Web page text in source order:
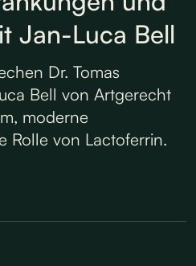
Jan-Luca Bell
Dr. Tomas
Bell von Artgerecht
moderne
Rolle von Lactoferrin.